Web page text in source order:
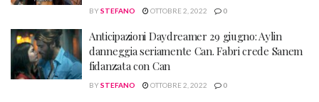
BYSTEFANO OTTOBRE 2, 2022 0
Anticipazioni Daydreamer 29 giugno: Aylin
danneggia seriamente Can. Fabri crede Sanem
fidanzata con Can
BYSTEFANO OTTOBRE 2, 2022 0